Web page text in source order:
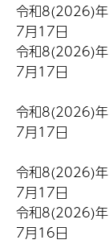
令和8(2026)年
7月17日
令和8(2026)年
7月17日
令和8(2026)年
7月17日
令和8(2026)年
7月17日
令和8(2026)年
7月16日